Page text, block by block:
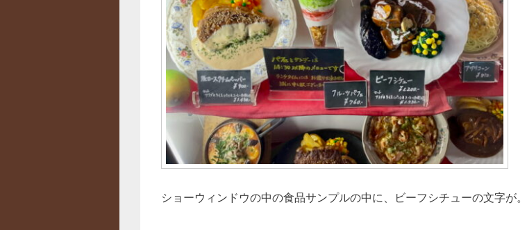
ショーウィンドウの中の食品サンプルの中に、ビーフシチューの文字が。